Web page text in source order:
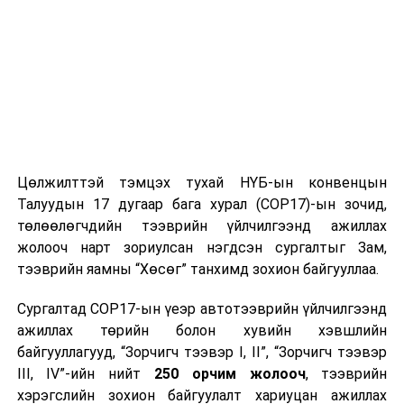
Цөлжилттэй тэмцэх тухай НҮБ-ын конвенцын
Талуудын 17 дугаар бага хурал (COP17)-ын зочид,
төлөөлөгчдийн тээврийн үйлчилгээнд ажиллах
жолооч нарт зориулсан нэгдсэн сургалтыг Зам,
тээврийн яамны “Хөсөг” танхимд зохион байгууллаа.
Сургалтад COP17-ын үеэр автотээврийн үйлчилгээнд
ажиллах төрийн болон хувийн хэвшлийн
байгууллагууд, “Зорчигч тээвэр I, II”, “Зорчигч тээвэр
III, IV”-ийн нийт 250 орчим жолооч, тээврийн
хэрэгслийн зохион байгуулалт хариуцан ажиллах